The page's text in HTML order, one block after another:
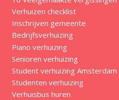
Verhuizen checklist
Inschrijven gemeente
Bedrijfsverhuizing
Piano verhuizing
Senioren verhuizing
Student verhuizing Amsterdam
Studenten verhuizing
Verhuisbus huren